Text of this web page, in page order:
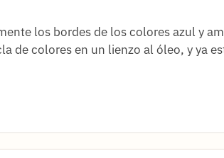
los bordes de los colores azul y
de colores en un lienzo al óleo, y ya